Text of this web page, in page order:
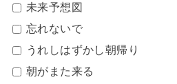
未来予想図
忘れないで
うれしはずかし朝帰り
朝がまた来る